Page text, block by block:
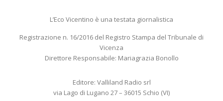
L’Eco Vicentino è una testata giornalistica
Registrazione n. 16/2016 del Registro Stampa del Tribunale di
Vicenza
Direttore Responsabile: Mariagrazia Bonollo
Editore: Valliland Radio srl
via Lago di Lugano 27 – 36015 Schio (VI)